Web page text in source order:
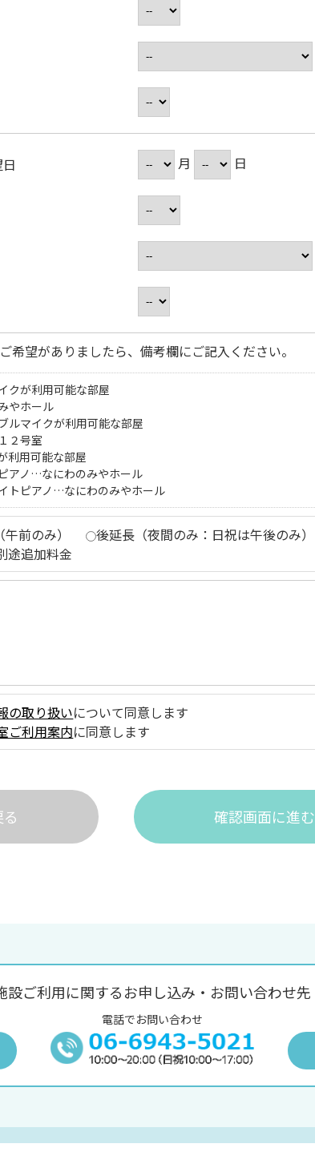
月 日
希望がありましたら、備考欄にご記入ください。
クが利用可能な部屋
やホール
ルマイクが利用可能な部屋
２号室
利用可能な部屋
アノ…なにわのみやホール
トピアノ…なにわのみやホール
前のみ）
後延長（夜間のみ：日祝は午後のみ）
途追加料金
の取り扱いについて同意します
ご利用案内に同意します
確認画面に進む
設ご利用に関するお申し込み・お問い合わせ先
電話でお問い合わせ